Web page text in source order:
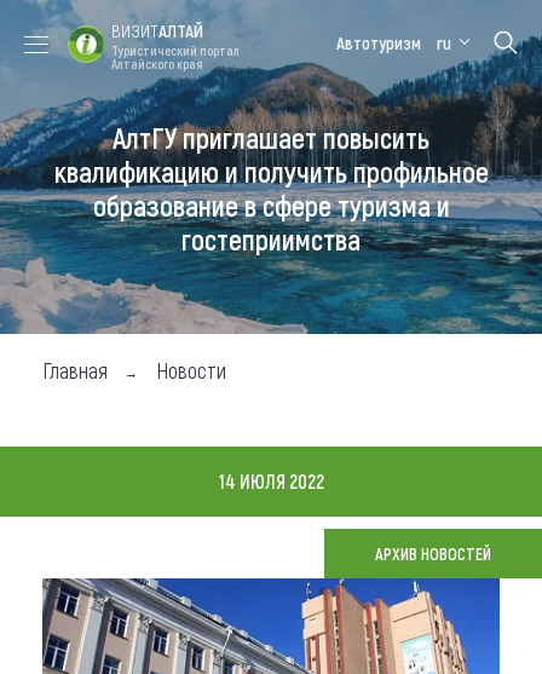
Форум VISIT
ALTAI
Цветение
маральника
Медицинский
форум
Алтайская
зимовка
Туры
Где побывать
Чем заняться
Где остановиться
Что привезти (сувениры)
О регионе
ВИЗИТАЛТАЙ
Туристический портал
Алтайского края
Автотуризм ru
АлтГУ приглашает повысить
квалификацию и получить профильное
образование в сфере туризма и
гостеприимства
Главная Новости
14 ИЮЛЯ 2022
АРХИВ НОВОСТЕЙ